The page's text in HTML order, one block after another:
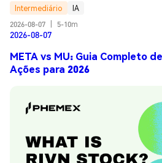
Intermediário
IA
2026-08-07
5-10m
2026-08-07
META vs MU: Guia Completo
Ações para 2026